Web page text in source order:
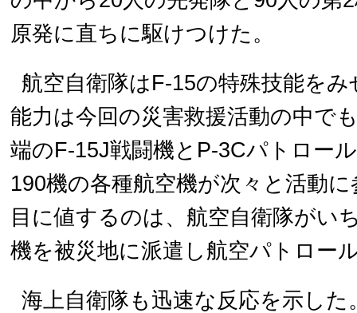
原発に直ちに駆けつけた。
航空自衛隊はF-15の特殊技能を
能力は今回の災害救援活動の中で
端のF-15J戦闘機とP-3Cパトロー
190機の各種航空機が次々と活動
目に値するのは、航空自衛隊がい
機を被災地に派遣し航空パトロー
海上自衛隊も迅速な反応を示した